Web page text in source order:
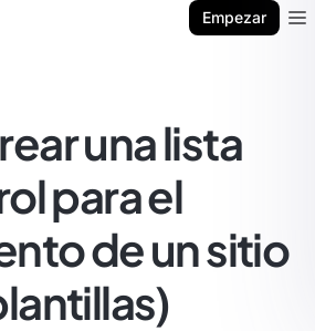
Empezar
una lista
para el
de un sitio